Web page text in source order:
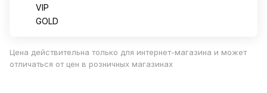
VIP
GOLD
Цена действительна только для интернет-магазина и может
отличаться от цен в розничных магазинах